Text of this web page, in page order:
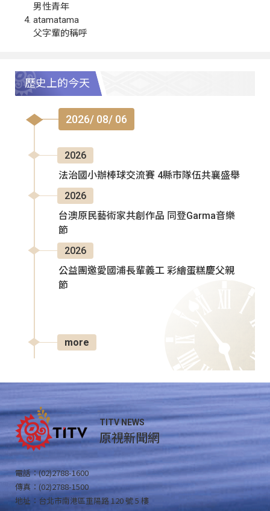
男性青年
atamatama
父字輩的稱呼
歷史上的今天
2026/ 08/ 06
2026
法治國小辦棒球交流賽 4縣市隊伍共襄盛舉
2026
台澳原民藝術家共創作品 同登Garma音樂
節
2026
公益團邀愛國浦長輩義工 彩繪蛋糕慶父親
節
more
TITV NEWS
原視新聞網
電話：(02)2788-1600
傳真：(02)2788-1500
地址：台北市南港區重陽路 120 號 5 樓